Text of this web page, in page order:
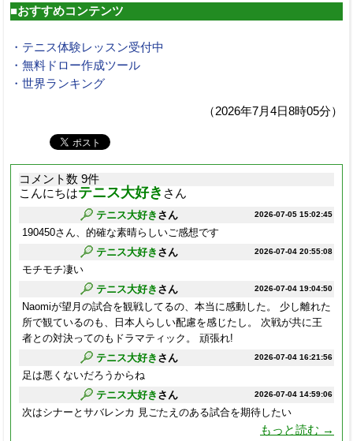
■おすすめコンテンツ
・テニス体験レッスン受付中
・無料ドロー作成ツール
・世界ランキング
（2026年7月4日8時05分）
コメント数 9件
こんにちはテニス大好き さん
2026-07-05 15:02:45
テニス大好き さん
190450さん、的確な素晴らしいご感想です
2026-07-04 20:55:08
テニス大好き さん
モチモチ凄い
2026-07-04 19:04:50
テニス大好き さん
Naomiが望月の試合を観戦してるの、本当に感動した。 少し離れた
所で観ているのも、日本人らしい配慮を感じたし。 次戦が共に王
者との対決ってのもドラマティック。 頑張れ!
2026-07-04 16:21:56
テニス大好き さん
足は悪くないだろうからね
2026-07-04 14:59:06
テニス大好き さん
次はシナーとサバレンカ 見ごたえのある試合を期待したい
もっと読む →